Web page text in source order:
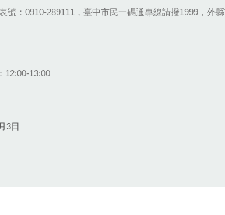
號：0910-289111，臺中市民一碼通專線請撥1999，外
12:00-13:00
3日